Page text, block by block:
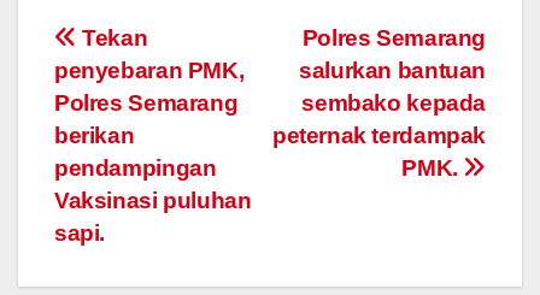
Post
navigation
Polres Semarang
salurkan bantuan
sembako kepada
peternak terdampak
PMK.
Tekan
penyebaran PMK,
Polres Semarang
berikan
pendampingan
Vaksinasi puluhan
sapi.